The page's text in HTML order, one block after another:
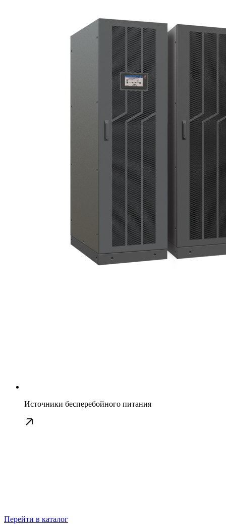
Источники бесперебойного питания
Перейти в каталог